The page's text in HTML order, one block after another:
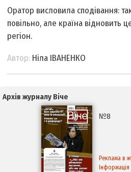
Оратор висловила сподівання:
повільно, але країна відновить
регіон.
Автор: Ніла ІВАНЕНКО
Архів журналу Віче
№8
Реклама в